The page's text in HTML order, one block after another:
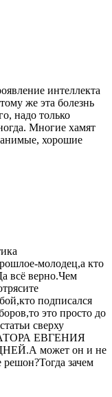
интеллекта
же эта болезнь
надо только
Многие хамят
хорошие
молодец,а кто
всё верно.Чем
подписался
это просто до
сверху
ЕВГЕНИЯ
может он и не
зачем